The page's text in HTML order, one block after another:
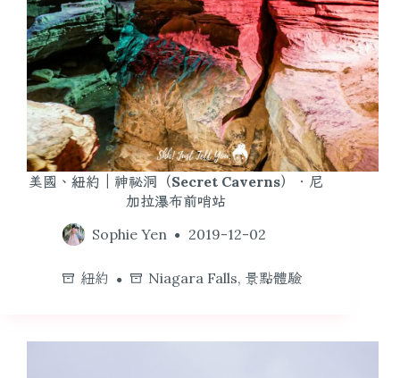
美國、紐約｜神祕洞（Secret Caverns）．尼
加拉瀑布前哨站
Sophie Yen
2019-12-02
紐約 Niagara Falls, 景點體驗